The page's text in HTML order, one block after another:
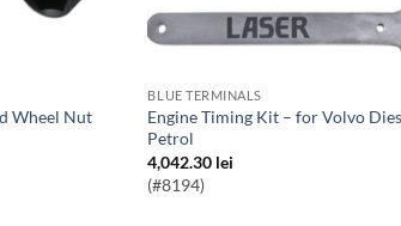
BLUE TERMINALS
Engine Timing Kit – for Volvo Diesel &
Petrol
4,042.30 lei
(#8194)